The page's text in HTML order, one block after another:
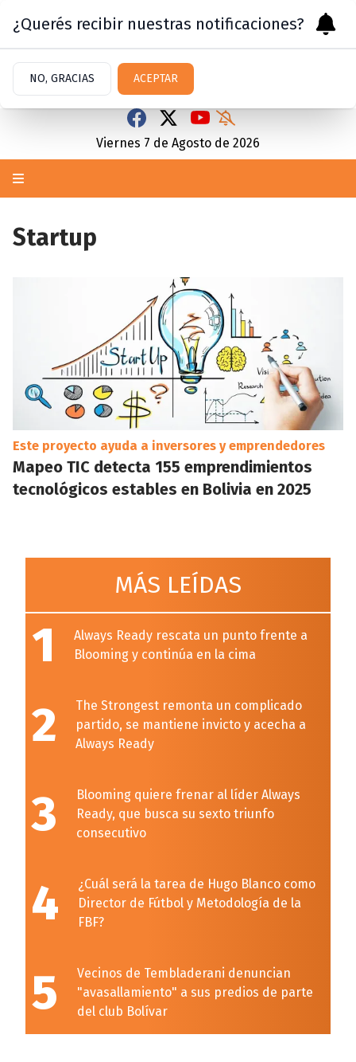
Viernes 7 de Agosto de 2026
Startup
Este proyecto ayuda a inversores y emprendedores
Mapeo TIC detecta 155 emprendimientos
tecnológicos estables en Bolivia en 2025
MÁS LEÍDAS
1
Always Ready rescata un punto frente a
Blooming y continúa en la cima
2
The Strongest remonta un complicado
partido, se mantiene invicto y acecha a
Always Ready
3
Blooming quiere frenar al líder Always
Ready, que busca su sexto triunfo
consecutivo
4
¿Cuál será la tarea de Hugo Blanco como
Director de Fútbol y Metodología de la
FBF?
5
Vecinos de Tembladerani denuncian
"avasallamiento" a sus predios de parte
del club Bolívar
¿Querés recibir nuestras notificaciones?
NO, GRACIAS ACEPTAR